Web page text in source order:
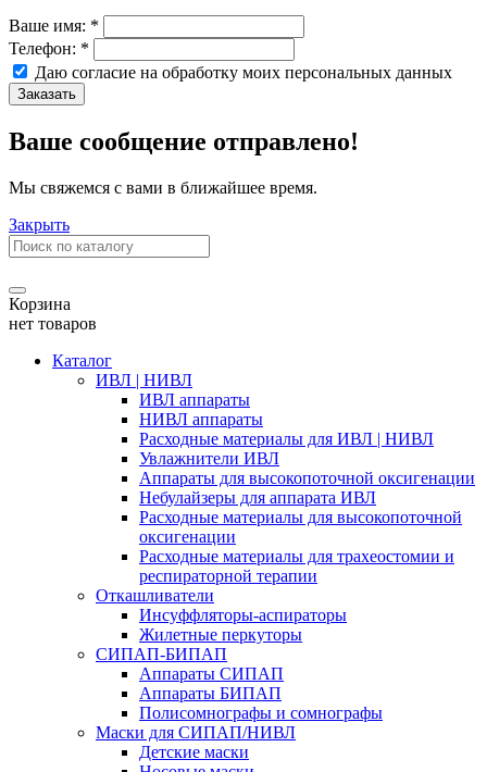
Ваше имя: *
Телефон: *
Даю согласие на обработку моих персональных данных
Заказать
Ваше сообщение отправлено!
Мы свяжемся с вами в ближайшее время.
Закрыть
Корзина
нет товаров
Каталог
ИВЛ | НИВЛ
ИВЛ аппараты
НИВЛ аппараты
Расходные материалы для ИВЛ | НИВЛ
Увлажнители ИВЛ
Аппараты для высокопоточной оксигенации
Небулайзеры для аппарата ИВЛ
Расходные материалы для высокопоточной
оксигенации
Расходные материалы для трахеостомии и
респираторной терапии
Откашливатели
Инсуффляторы-аспираторы
Жилетные перкуторы
CИПАП-БИПАП
Аппараты СИПАП
Аппараты БИПАП
Полисомнографы и сомнографы
Маски для СИПАП/НИВЛ
Детские маски